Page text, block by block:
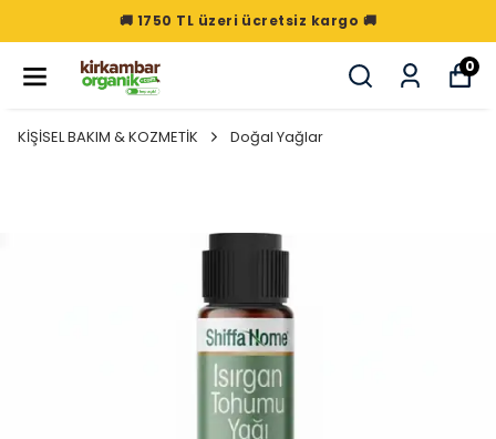
🚚 1750 TL üzeri ücretsiz kargo 🚚
0
KİŞİSEL BAKIM & KOZMETİK Doğal Yağlar